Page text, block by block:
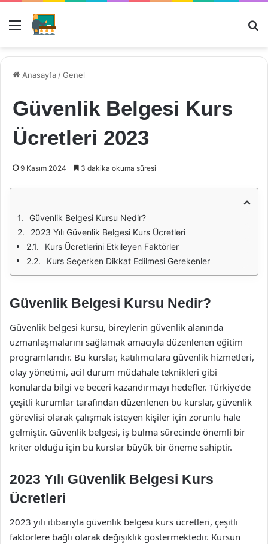
Menü
Anasayfa /Genel
Güvenlik Belgesi Kurs
Ücretleri 2023
9 Kasım 2024 3 dakika okuma süresi
Güvenlik Belgesi Kursu Nedir?
2023 Yılı Güvenlik Belgesi Kurs Ücretleri
Kurs Ücretlerini Etkileyen Faktörler
Kurs Seçerken Dikkat Edilmesi Gerekenler
Güvenlik Belgesi Kursu Nedir?
Güvenlik belgesi kursu, bireylerin güvenlik alanında
uzmanlaşmalarını sağlamak amacıyla düzenlenen eğitim
programlarıdır. Bu kurslar, katılımcılara güvenlik hizmetleri,
olay yönetimi, acil durum müdahale teknikleri gibi
konularda bilgi ve beceri kazandırmayı hedefler. Türkiye’de
çeşitli kurumlar tarafından düzenlenen bu kurslar, güvenlik
görevlisi olarak çalışmak isteyen kişiler için zorunlu hale
gelmiştir. Güvenlik belgesi, iş bulma sürecinde önemli bir
kriter olduğu için bu kurslar büyük bir öneme sahiptir.
2023 Yılı Güvenlik Belgesi Kurs
Ücretleri
2023 yılı itibarıyla güvenlik belgesi kurs ücretleri, çeşitli
faktörlere bağlı olarak değişiklik göstermektedir. Kursun